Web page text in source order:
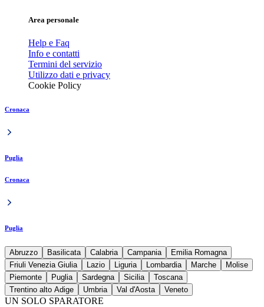
Area personale
Help e Faq
Info e contatti
Termini del servizio
Utilizzo dati e privacy
Cookie Policy
Cronaca
Puglia
Cronaca
Puglia
Abruzzo Basilicata Calabria Campania
Emilia Romagna
Friuli Venezia Giulia
Lazio Liguria Lombardia Marche
Molise
Piemonte
Puglia Sardegna Sicilia
Toscana
Trentino alto Adige
Umbria Val d'Aosta Veneto
UN SOLO SPARATORE